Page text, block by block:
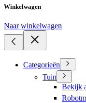
Winkelwagen
Naar winkelwagen
Categorieën
Tuin
Bekijk